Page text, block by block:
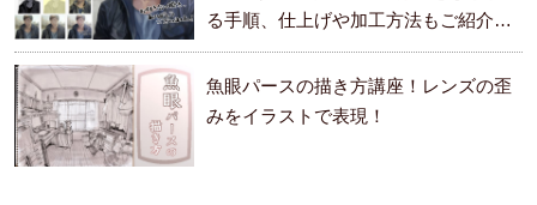
る手順、仕上げや加工方法もご紹介し
ます。
魚眼パースの描き方講座！レンズの歪
みをイラストで表現！